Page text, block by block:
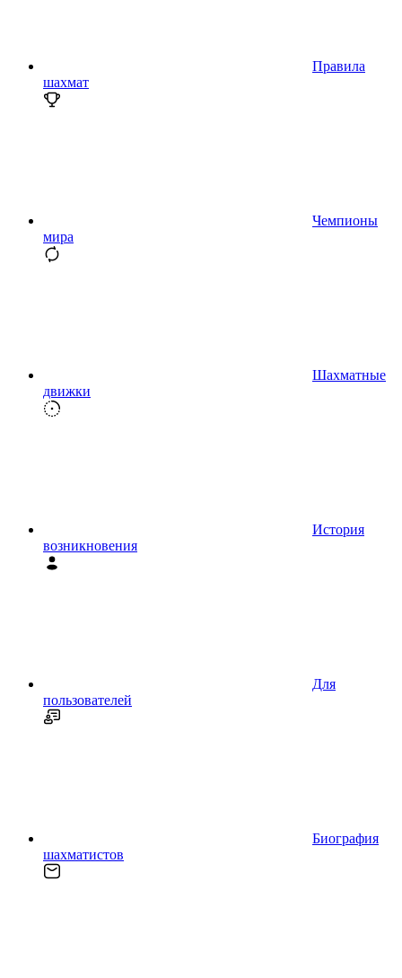
Правила
шахмат
Чемпионы
мира
Шахматные
движки
История
возникновения
Для
пользователей
Биография
шахматистов